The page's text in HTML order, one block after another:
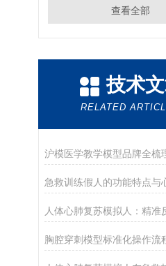
查看全部
技术
RELATED